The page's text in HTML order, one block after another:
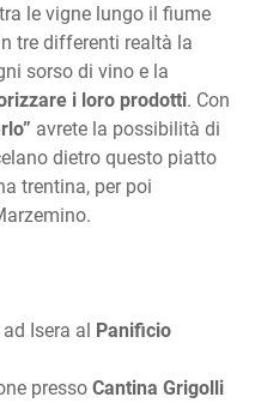
le vigne lungo il fiume
tre differenti realtà la
sorso di vino e la
i loro prodotti. Con
avrete la possibilità di
dietro questo piatto
trentina, per poi
ad Isera al Panificio
presso Cantina Grigolli